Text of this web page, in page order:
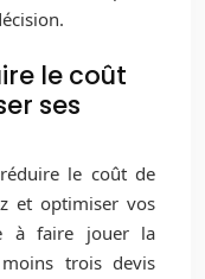
le coût
ses
le coût de
et optimiser vos
à faire jouer la
trois devis